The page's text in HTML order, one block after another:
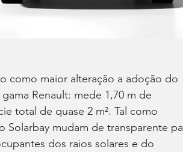
como maior alteração a adoção do
Renault: mede 1,70 m de
total de quase 2 m². Tal como
Solarbay mudam de transparente
dos raios solares e do